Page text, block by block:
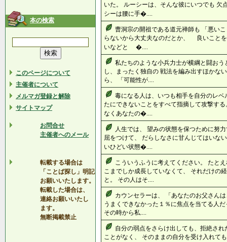
本の検索
このページについて
主催者について
メルマガ登録と解除
サイトマップ
お問合せ
主催者へのメール
転載する場合は
「ことば探し」明記
お願いいたします。
転載した場合は、
連絡お願いいたし
ます。
無断掲載禁止
いた。 ルーシーは、そんな彼にいつでも 欠
シーは腰に手�....
曹洞宗の開祖である道元禅師も 「悪い
らないから大丈夫なのだとか、 良いこと
いなどと �....
私たちのような小兵力士が横綱と闘お
し、まったく独自の 戦法を編み出すほかな
ら、 「可能性が....
毒になる人は、いつも相手を自分のレ
たにできないことをすべて指摘して攻撃す
なくあなたの�....
人生では、 望みの状態を保つために努
屈をつけて、 だらしなさに甘んじてはいな
いひどい状態�....
こういうふうに考えてください。 たと
こまでしか成長していなくて、 それだけの
と。 その人はそ....
カウンセラーは、 「あなたのお父さ
うまくできなかった１％に焦点を当てる人
その時から私....
自分の弱点をさらけ出しても、拒絶さ
ことがなく、 そのままの自分を受け入れて